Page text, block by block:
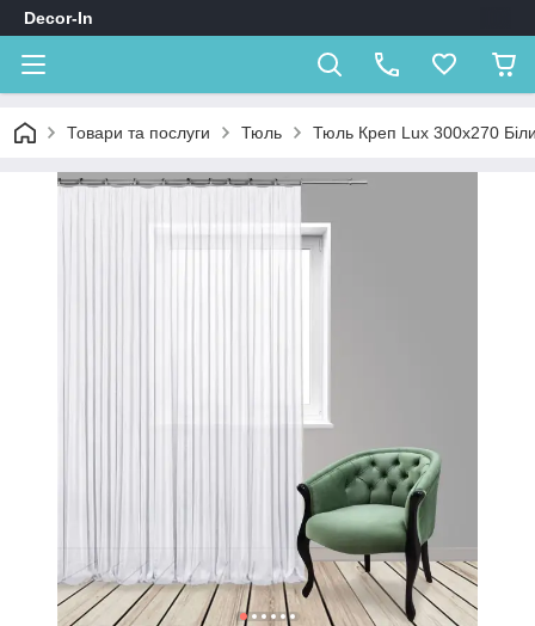
Decor-In
Товари та послуги Тюль Тюль Креп Lux 300х270